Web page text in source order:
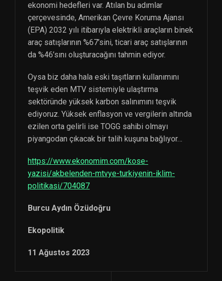
ekonomi hedefleri var. Atılan bu adımlar
çerçevesinde, Amerikan Çevre Koruma Ajansı
(EPA) 2032 yılı itibarıyla elektrikli araçların binek
araç satışlarının %67’sini, ticari araç satışlarının
da %46’sını oluşturacağını tahmin ediyor.
Oysa biz daha hala eski taşıtların kullanımını
teşvik eden MTV sistemiyle ulaştırma
sektöründe yüksek karbon salınımını teşvik
ediyoruz. Yüksek enflasyon ve vergilerin altında
ezilen orta gelirli ise TOGG sahibi olmayı
piyangodan çıkacak bir talih kuşuna bağlıyor…
https://www.ekonomim.com/kose-
yazisi/akbelenden-mtvye-turkiyenin-iklim-
politikasi/704087
Burcu Aydın Özüdoğru
Ekopolitik
11 Ağustos 2023